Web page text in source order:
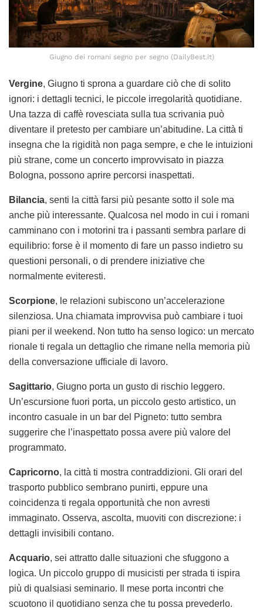
Giugno dei romani segno per segno (DailyBest.it)
Vergine, Giugno ti sprona a guardare ciò che di solito
ignori: i dettagli tecnici, le piccole irregolarità quotidiane.
Una tazza di caffè rovesciata sulla tua scrivania può
diventare il pretesto per cambiare un’abitudine. La città ti
insegna che la rigidità non paga sempre, e che le intuizioni
più strane, come un concerto improvvisato in piazza
Bologna, possono aprire percorsi inaspettati.
Bilancia, senti la città farsi più pesante sotto il sole ma
anche più interessante. Qualcosa nel modo in cui i romani
camminano con i motorini tra i passanti sembra parlare di
equilibrio: forse è il momento di fare un passo indietro su
questioni personali, o di prendere iniziative che
normalmente eviteresti.
Scorpione, le relazioni subiscono un’accelerazione
silenziosa. Una chiamata improvvisa può cambiare i tuoi
piani per il weekend. Non tutto ha senso logico: un mercato
rionale ti regala un dettaglio che rimane nella memoria più
della conversazione ufficiale di lavoro.
Sagittario, Giugno porta un gusto di rischio leggero.
Un’escursione fuori porta, un piccolo gesto artistico, un
incontro casuale in un bar del Pigneto: tutto sembra
suggerire che l’inaspettato possa avere più valore del
programmato.
Capricorno, la città ti mostra contraddizioni. Gli orari del
trasporto pubblico sembrano punirti, eppure una
coincidenza ti regala opportunità che non avresti
immaginato. Osserva, ascolta, muoviti con discrezione: i
dettagli invisibili contano.
Acquario, sei attratto dalle situazioni che sfuggono a
logica. Un piccolo gruppo di musicisti per strada ti ispira
più di qualsiasi seminario. Il mese porta incontri che
scuotono il quotidiano senza che tu possa prevederlo.